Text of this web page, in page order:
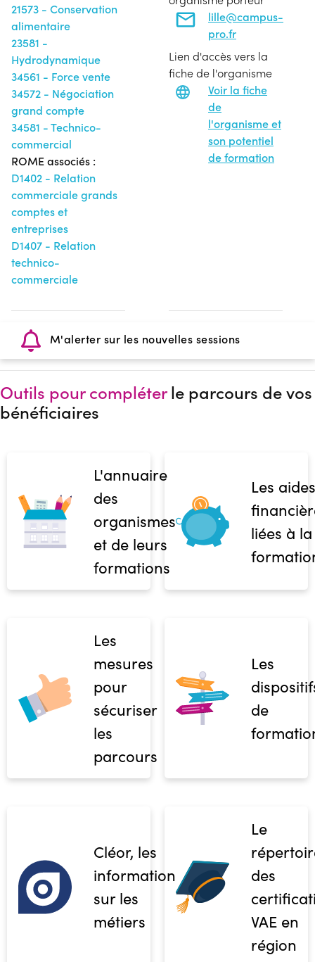
21573 - Conservation
alimentaire
23581 -
Hydrodynamique
34561 - Force vente
34572 - Négociation
grand compte
34581 - Technico-
commercial
ROME associés :
D1402 - Relation
commerciale grands
comptes et
entreprises
D1407 - Relation
technico-
commerciale
lille@campus-
pro.fr
Lien d'accès vers la
fiche de l'organisme
Voir la fiche
de
l'organisme et
son potentiel
de formation
M'alerter sur les nouvelles sessions
Outils pour compléterle parcours de vos
bénéficiaires
L'annuaire
des
organismes
et de leurs
formations
Les aides
liées à la
Les
mesures
pour
sécuriser
les
parcours
Les
de
Cléor, les
informations
sur les
métiers
Le
des
VAE en
région